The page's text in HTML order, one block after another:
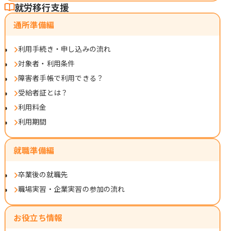
就労移行支援
通所準備編
利用手続き・申し込みの流れ
対象者・利用条件
障害者手帳で利用できる？
受給者証とは？
利用料金
利用期間
就職準備編
卒業後の就職先
職場実習・企業実習の参加の流れ
お役立ち情報